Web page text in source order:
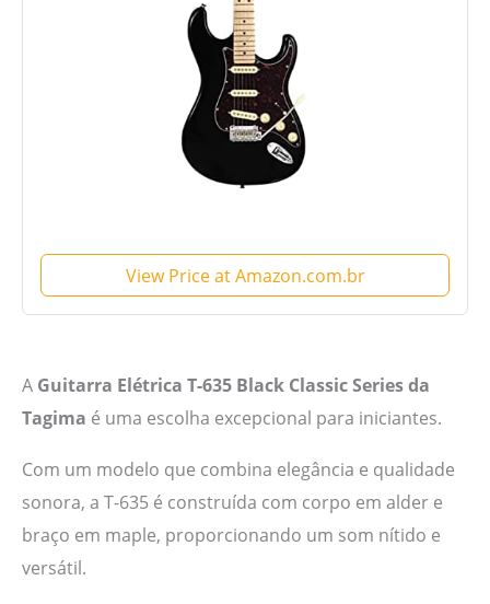
View Price at Amazon.com.br
A Guitarra Elétrica T-635 Black Classic Series da
Tagima é uma escolha excepcional para iniciantes.
Com um modelo que combina elegância e qualidade
sonora, a T-635 é construída com corpo em alder e
braço em maple, proporcionando um som nítido e
versátil.